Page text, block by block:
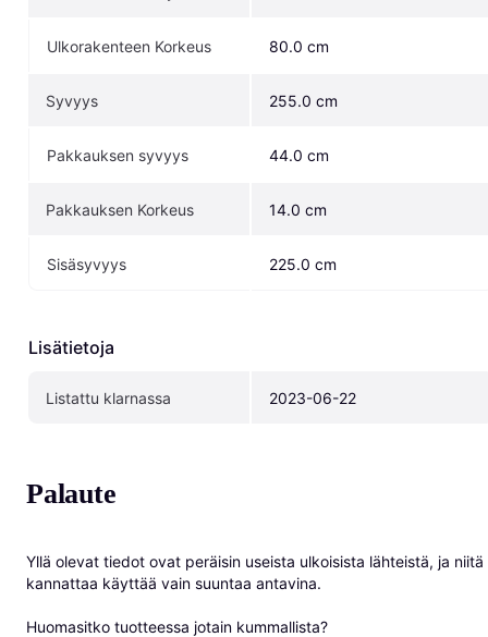
Ulkorakenteen Korkeus 80.0 cm
Syvyys 255.0 cm
Pakkauksen syvyys 44.0 cm
Pakkauksen Korkeus 14.0 cm
Sisäsyvyys 225.0 cm
Lisätietoja
Listattu klarnassa 2023-06-22
Palaute
Yllä olevat tiedot ovat peräisin useista ulkoisista lähteistä, ja niitä
kannattaa käyttää vain suuntaa antavina.
Huomasitko tuotteessa jotain kummallista?